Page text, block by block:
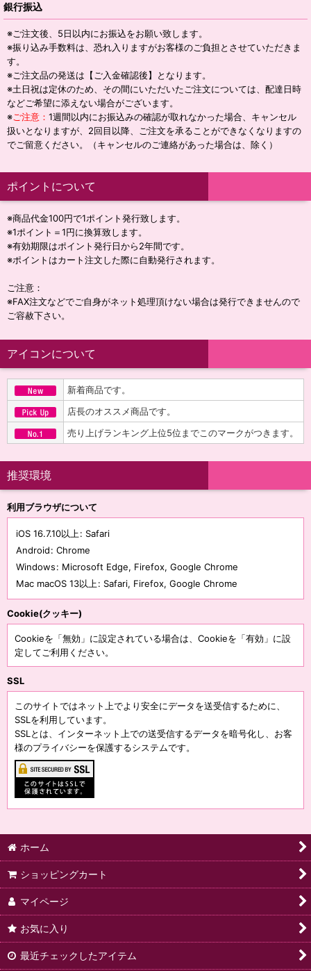
銀行振込
※ご注文後、5日以内にお振込をお願い致します。
※振り込み手数料は、恐れ入りますがお客様のご負担とさせていただきま
す。
※ご注文品の発送は【ご入金確認後】となります。
※土日祝は定休のため、その間にいただいたご注文については、配達日時
などご希望に添えない場合がございます。
※ご注意： 1週間以内にお振込みの確認が取れなかった場合、キャンセル
扱いとなりますが、2回目以降、ご注文を承ることができなくなりますの
でご留意ください。（キャンセルのご連絡があった場合は、除く）
ポイントについて
※商品代金100円で1ポイント発行致します。
※1ポイント＝1円に換算致します。
※有効期限はポイント発行日から2年間です。
※ポイントはカート注文した際に自動発行されます。
ご注意：
※FAX注文などでご自身がネット処理頂けない場合は発行できませんので
ご容赦下さい。
アイコンについて
新着商品です。
店長のオススメ商品です。
売り上げランキング上位5位までこのマークがつきます。
推奨環境
利用ブラウザについて
iOS 16.7.10以上: Safari
Android: Chrome
Windows: Microsoft Edge, Firefox, Google Chrome
Mac macOS 13以上: Safari, Firefox, Google Chrome
Cookie(クッキー)
Cookieを「無効」に設定されている場合は、Cookieを「有効」に設
定してご利用ください。
SSL
このサイトではネット上でより安全にデータを送受信するために、
SSLを利用しています。
SSLとは、インターネット上での送受信するデータを暗号化し、お客
様のプライバシーを保護するシステムです。
ホーム
ショッピングカート
マイページ
お気に入り
最近チェックしたアイテム